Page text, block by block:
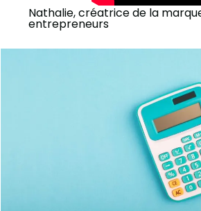
Nathalie, créatrice de la
entrepreneurs